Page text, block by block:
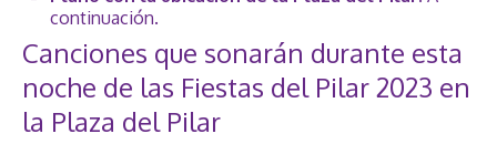
continuación.
Canciones que sonarán durante esta
noche de las Fiestas del Pilar 2023 en
la Plaza del Pilar